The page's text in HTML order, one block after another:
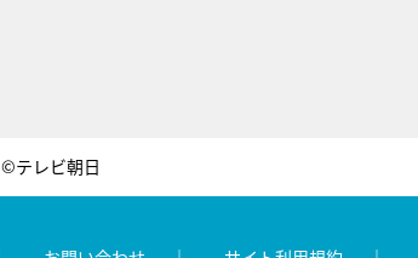
©テレビ朝日